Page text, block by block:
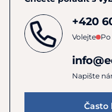
+420
Volejte Po
Napište
Často